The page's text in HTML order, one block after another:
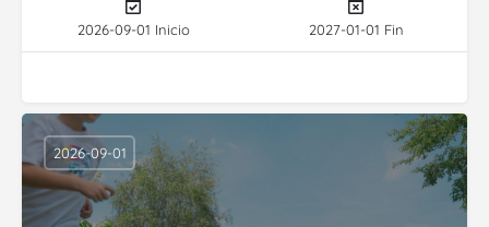
2026-09-01 Inicio 2027-01-01 Fin
2026-09-01